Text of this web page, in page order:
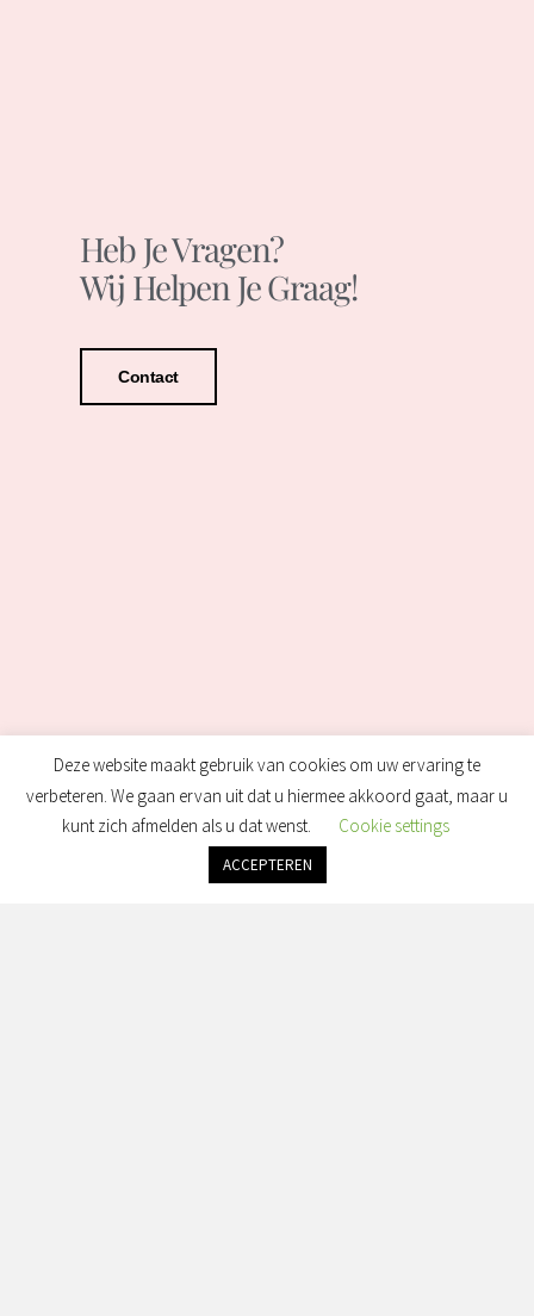
Heb Je Vragen?
Wij Helpen Je Graag!
Contact
Deze website maakt gebruik van cookies om uw ervaring te
verbeteren. We gaan ervan uit dat u hiermee akkoord gaat, maar u
kunt zich afmelden als u dat wenst.
Cookie settings
ACCEPTEREN